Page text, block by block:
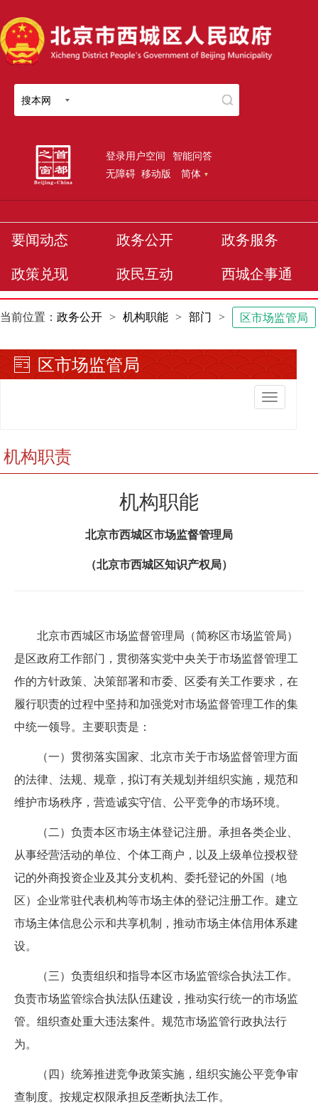
搜本网
登录用户空间 智能问答
无障碍 移动版 简体
要闻动态 政务公开 政务服务
政策兑现 政民互动 西城企事通
当前位置： 政务公开 > 机构职能 > 部门 > 区市场监管局
区市场监管局
切
换
机构职责
机构职能
北京市西城区市场监督管理局
（北京市西城区知识产权局）
北京市西城区市场监督管理局（简称区市场监管局）
是区政府工作部门，贯彻落实党中央关于市场监督管理工
作的方针政策、决策部署和市委、区委有关工作要求，在
履行职责的过程中坚持和加强党对市场监督管理工作的集
中统一领导。主要职责是：
（一）贯彻落实国家、北京市关于市场监督管理方面
的法律、法规、规章，拟订有关规划并组织实施，规范和
维护市场秩序，营造诚实守信、公平竞争的市场环境。
（二）负责本区市场主体登记注册。承担各类企业、
从事经营活动的单位、个体工商户，以及上级单位授权登
记的外商投资企业及其分支机构、委托登记的外国（地
区）企业常驻代表机构等市场主体的登记注册工作。建立
市场主体信息公示和共享机制，推动市场主体信用体系建
设。
（三）负责组织和指导本区市场监管综合执法工作。
负责市场监管综合执法队伍建设，推动实行统一的市场监
管。组织查处重大违法案件。规范市场监管行政执法行
为。
（四）统筹推进竞争政策实施，组织实施公平竞争审
查制度。按规定权限承担反垄断执法工作。